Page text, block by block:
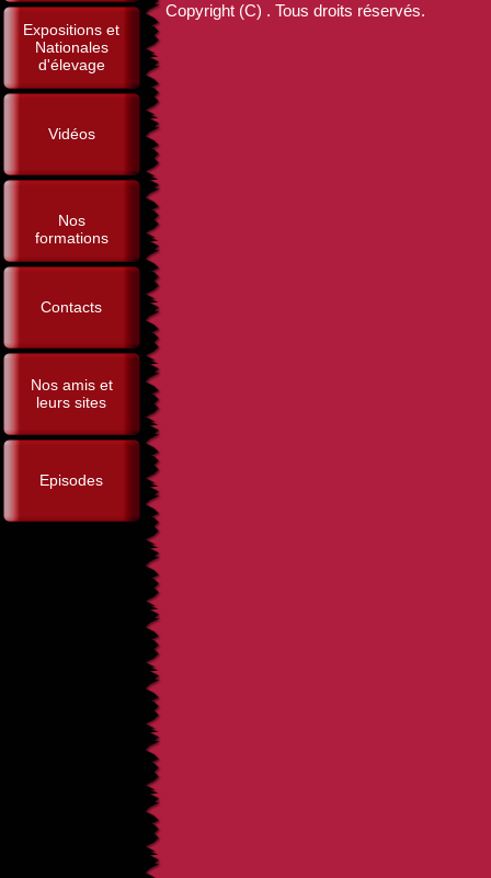
Expositions et
Nationales
d'élevage
Vidéos
Nos
formations
Contacts
Nos amis et
leurs sites
Episodes
Copyright (C) . Tous droits réservés.